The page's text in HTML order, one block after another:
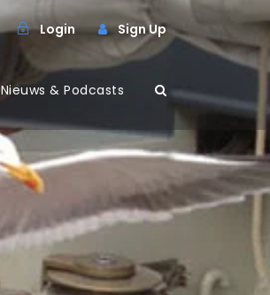
Login Sign Up
Nieuws & Podcasts